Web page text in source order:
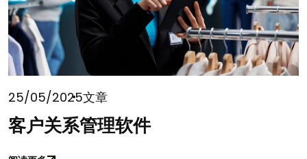
25/05/2025文章
客户关系管理软件